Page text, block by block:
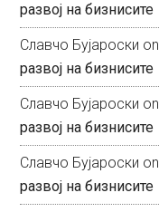
развој на бизнисите
Славчо Бујароски on
развој на бизнисите
Славчо Бујароски on
развој на бизнисите
Славчо Бујароски on
развој на бизнисите